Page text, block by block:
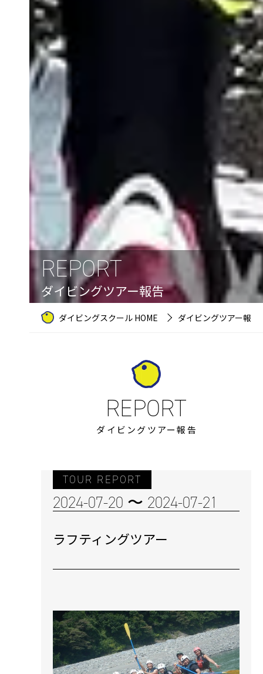
REPORT
ダイビングツアー報告
ダイビングスクール HOME ダイビングツアー報告
ダイビングツアー報告
TOUR REPORT
2024-07-20 〜 2024-07-21
ラフティングツアー